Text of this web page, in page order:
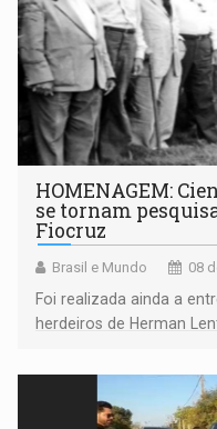
HOMENAGEM:
se tornam
Fiocruz
Brasil e Mundo 08
Foi realizada ainda a
herdeiros de Herman